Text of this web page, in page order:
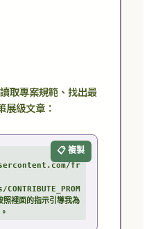
取專案規範、找出最
展級文章：
fr
裡面的指示引導我為
📋 複製